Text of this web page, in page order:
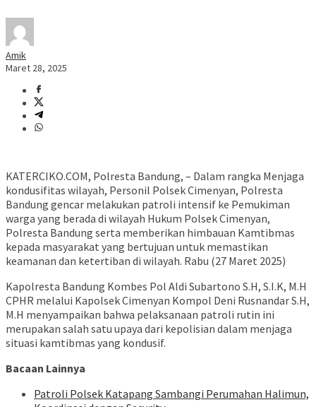
Amik
Maret 28, 2025
KATERCIKO.COM, Polresta Bandung, – Dalam rangka Menjaga
kondusifitas wilayah, Personil Polsek Cimenyan, Polresta
Bandung gencar melakukan patroli intensif ke Pemukiman
warga yang berada di wilayah Hukum Polsek Cimenyan,
Polresta Bandung serta memberikan himbauan Kamtibmas
kepada masyarakat yang bertujuan untuk memastikan
keamanan dan ketertiban di wilayah. Rabu (27 Maret 2025)
Kapolresta Bandung Kombes Pol Aldi Subartono S.H, S.I.K, M.H
CPHR melalui Kapolsek Cimenyan Kompol Deni Rusnandar S.H,
M.H menyampaikan bahwa pelaksanaan patroli rutin ini
merupakan salah satu upaya dari kepolisian dalam menjaga
situasi kamtibmas yang kondusif.
Bacaan Lainnya
‎Patroli Polsek Katapang Sambangi Perumahan Halimun,